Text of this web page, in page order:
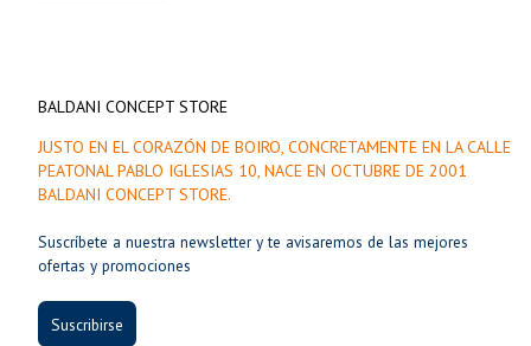
BALDANI CONCEPT STORE
JUSTO EN EL CORAZÓN DE BOIRO, CONCRETAMENTE EN LA CALLE
PEATONAL PABLO IGLESIAS 10, NACE EN OCTUBRE DE 2001
BALDANI CONCEPT STORE.
Suscríbete a nuestra newsletter y te avisaremos de las mejores
ofertas y promociones
Suscribirse